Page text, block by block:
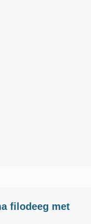
filodeeg met